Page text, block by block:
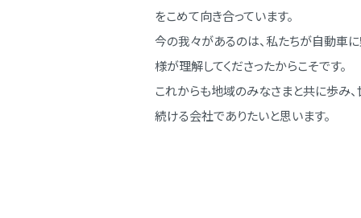
をこめて向き合っています。
今の我々があるのは、私たちが⾃動⾞
様が理解してくださったからこそです。
これからも地域のみなさまと共に歩み
続ける会社でありたいと思います。